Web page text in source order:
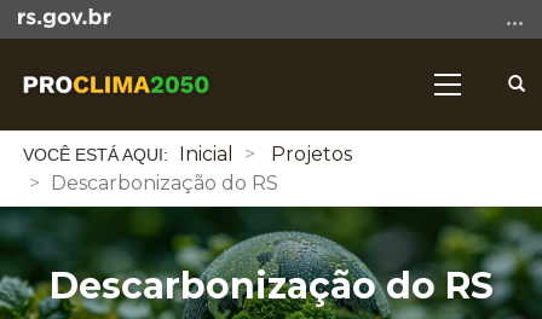
para
conteúdo
Ir
para
menu
Ir
para
a
Alterna
Início
conteúdo
Inicial
Projetos
Descarbonização do RS
Descarbonização do RS